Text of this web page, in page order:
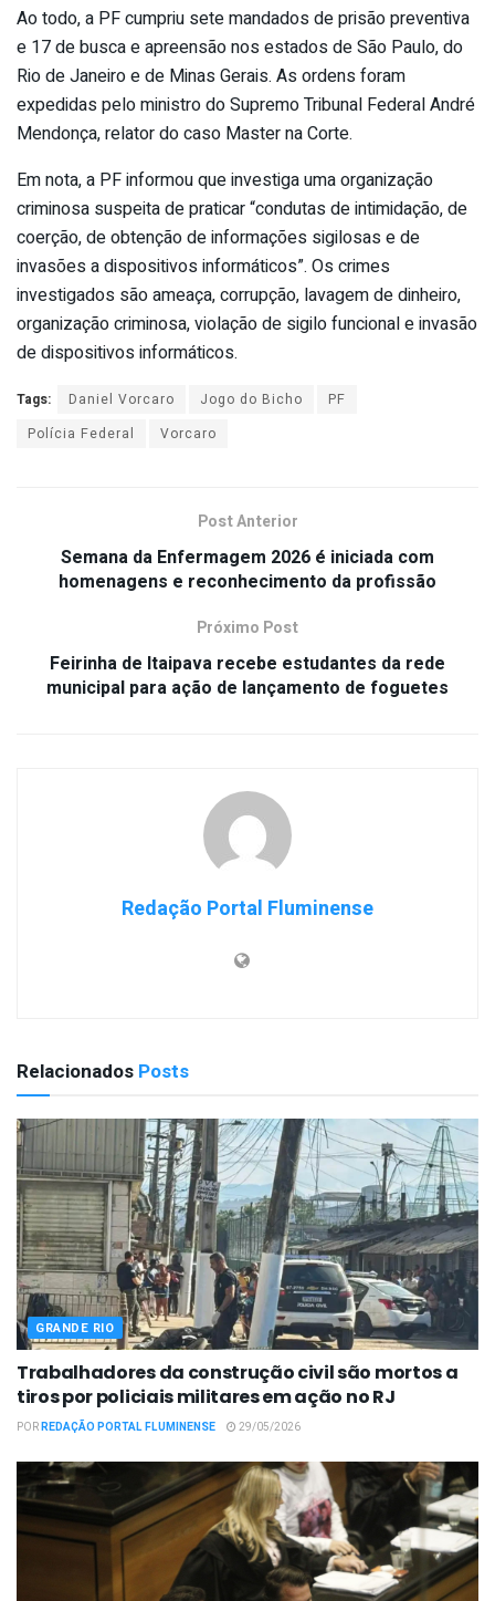
Ao todo, a PF cumpriu sete mandados de prisão preventiva
e 17 de busca e apreensão nos estados de São Paulo, do
Rio de Janeiro e de Minas Gerais. As ordens foram
expedidas pelo ministro do Supremo Tribunal Federal André
Mendonça, relator do caso Master na Corte.
Em nota, a PF informou que investiga uma organização
criminosa suspeita de praticar “condutas de intimidação, de
coerção, de obtenção de informações sigilosas e de
invasões a dispositivos informáticos”. Os crimes
investigados são ameaça, corrupção, lavagem de dinheiro,
organização criminosa, violação de sigilo funcional e invasão
de dispositivos informáticos.
Tags: Daniel Vorcaro Jogo do Bicho
PF
Polícia Federal
Vorcaro
Post Anterior
Semana da Enfermagem 2026 é iniciada com
homenagens e reconhecimento da profissão
Próximo Post
Feirinha de Itaipava recebe estudantes da rede
municipal para ação de lançamento de foguetes
Redação Portal Fluminense
Relacionados Posts
GRANDE RIO
Trabalhadores da construção civil são mortos a
tiros por policiais militares em ação no RJ
PORREDAÇÃO PORTAL FLUMINENSE 29/05/2026